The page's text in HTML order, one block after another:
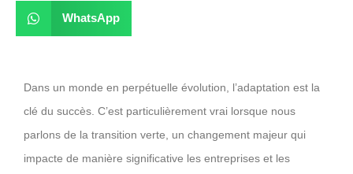
WhatsApp
Dans un monde en perpétuelle évolution, l’adaptation est la
clé du succès. C’est particulièrement vrai lorsque nous
parlons de la transition verte, un changement majeur qui
impacte de manière significative les entreprises et les